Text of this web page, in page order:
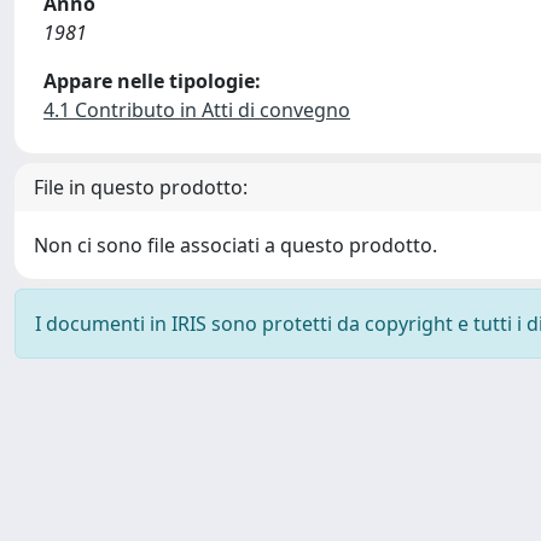
1981
Appare nelle tipologie:
4.1 Contributo in Atti di convegno
File in questo prodotto:
Non ci sono file associati a questo prodotto.
I documenti in IRIS sono protetti da copyright e tutti i